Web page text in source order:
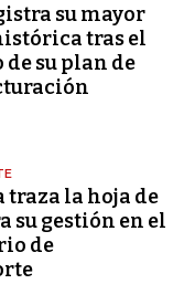
su mayor
tras el
su plan de
traza la hoja de
su gestión en el
de